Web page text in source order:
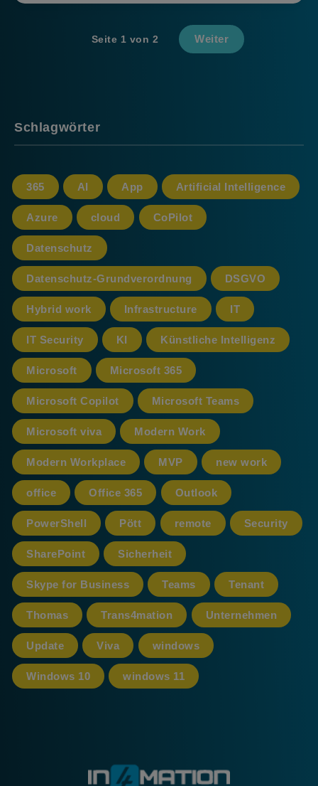
Seite 1 von 2 Weiter
Schlagwörter
365 AI App Artificial Intelligence
Azure cloud CoPilot
Datenschutz
Datenschutz-Grundverordnung DSGVO
Hybrid work Infrastructure IT
IT Security KI Künstliche Intelligenz
Microsoft Microsoft 365
Microsoft Copilot Microsoft Teams
Microsoft viva Modern Work
Modern Workplace MVP new work
office Office 365 Outlook
PowerShell Pött remote Security
SharePoint Sicherheit
Skype for Business Teams Tenant
Thomas Trans4mation Unternehmen
Update Viva windows
Windows 10 windows 11